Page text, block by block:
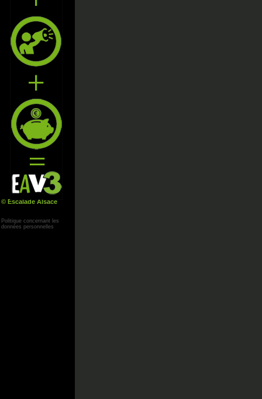
© Escalade Alsace
Politique concernant les
données personnelles